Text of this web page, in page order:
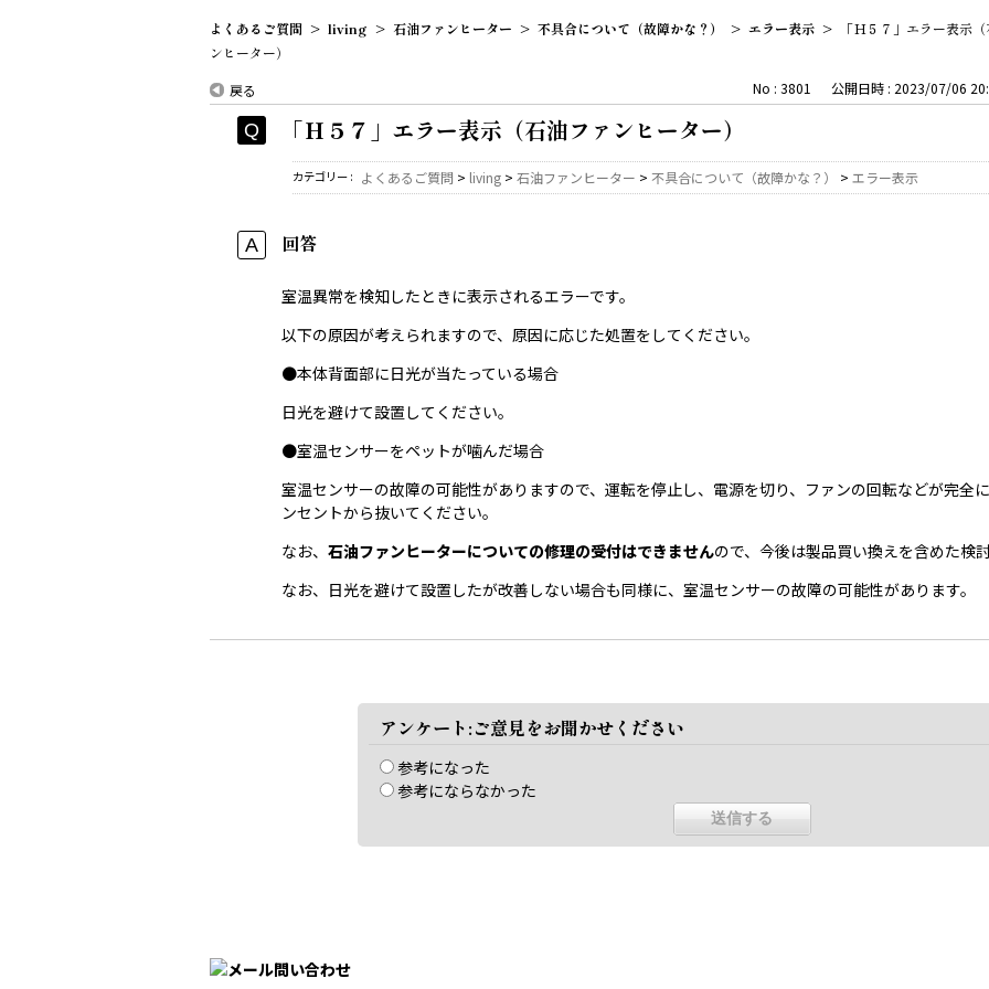
よくあるご質問 > living > 石油ファンヒーター > 不具合について（故障かな？） > エラー表示 >
「Ｈ５７」エラー表示
ンヒーター）
戻る
No : 3801 公開日時 : 2023/07/06
「Ｈ５７」エラー表示（石油ファンヒーター）
カテゴリー : よくあるご質問 > living> 石油ファンヒーター > 不具合について（故障かな？） > エラー表示
回答
室温異常を検知したときに表示されるエラーです。
以下の原因が考えられますので、原因に応じた処置をしてください。
●本体背面部に日光が当たっている場合
日光を避けて設置してください。
●室温センサーをペットが噛んだ場合
室温センサーの故障の可能性がありますので、運転を停止し、電源を切り、ファンの回転などが完全
ンセントから抜いてください。
なお、 石油ファンヒーターについての修理の受付はできませんので、今後は製品買い換えを含めた検
なお、日光を避けて設置したが改善しない場合も同様に、室温センサーの故障の可能性があります。
アンケート:ご意見をお聞かせください
参考になった
参考にならなかった